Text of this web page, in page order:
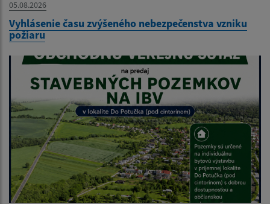
05.08.2026
Vyhlásenie času zvýšeného nebezpečenstva vzniku
požiaru